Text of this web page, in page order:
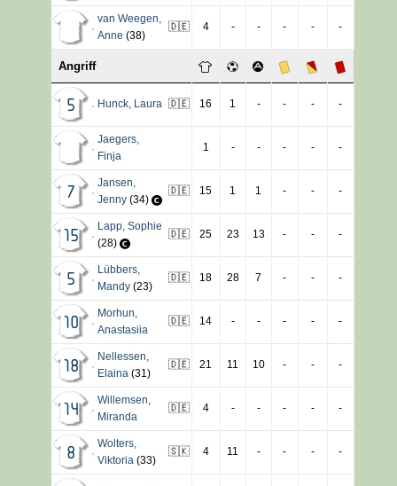
van Weegen,
Anne (38)
🇩🇪 4 - - - - -
Angriff
5 Hunck, Laura 🇩🇪 16 1 - - - -
Jaegers,
Finja
1 - - - - -
7
Jansen,
Jenny (34)
🇩🇪 15 1 1 - - -
15
Lapp, Sophie
(28)
🇩🇪 25 23 13 - - -
5
Lübbers,
Mandy (23)
🇩🇪 18 28 7 - - -
10
Morhun,
Anastasiia
🇩🇪 14 - - - - -
18
Nellessen,
Elaina (31)
🇩🇪 21 11 10 - - -
14
Willemsen,
Miranda
🇩🇪 4 - - - - -
8
Wolters,
Viktoria (33)
🇸🇰 4 11 - - - -